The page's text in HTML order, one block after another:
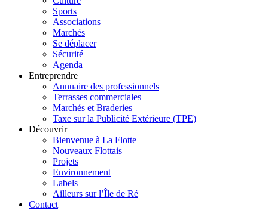
Sports
Associations
Marchés
Se déplacer
Sécurité
Agenda
Entreprendre
Annuaire des professionnels
Terrasses commerciales
Marchés et Braderies
Taxe sur la Publicité Extérieure (TPE)
Découvrir
Bienvenue à La Flotte
Nouveaux Flottais
Projets
Environnement
Labels
Ailleurs sur l’Île de Ré
Contact